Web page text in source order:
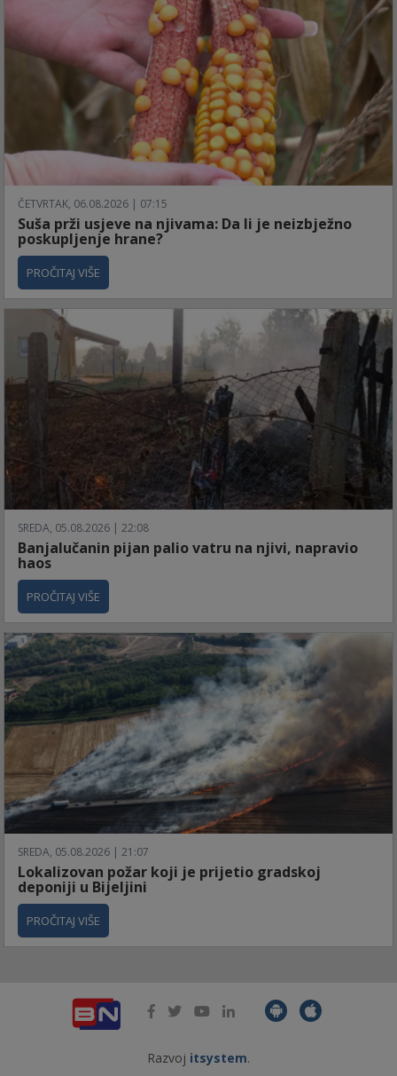
ČETVRTAK, 06.08.2026 | 07:15
Suša prži usjeve na njivama: Da li je neizbježno
poskupljenje hrane?
PROČITAJ VIŠE
SREDA, 05.08.2026 | 22:08
Banjalučanin pijan palio vatru na njivi, napravio
haos
PROČITAJ VIŠE
SREDA, 05.08.2026 | 21:07
Lokalizovan požar koji je prijetio gradskoj
deponiji u Bijeljini
PROČITAJ VIŠE
Razvoj itsystem.